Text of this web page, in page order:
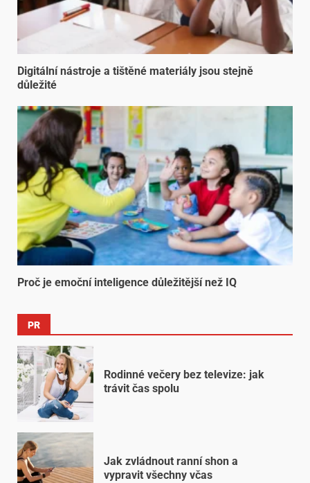
Digitální nástroje a tištěné materiály jsou stejně
důležité
Proč je emoční inteligence důležitější než IQ
PR
Rodinné večery bez televize: jak
trávit čas spolu
Jak zvládnout ranní shon a
vypravit všechny včas